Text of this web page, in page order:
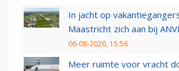
In jacht op
Maastricht zich aan bij
06-08-2026, 15:56
Meer ruimte voor vracht